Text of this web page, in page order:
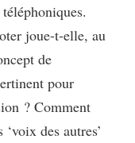
joue-t-elle, au
de
pour
? Comment
des autres’